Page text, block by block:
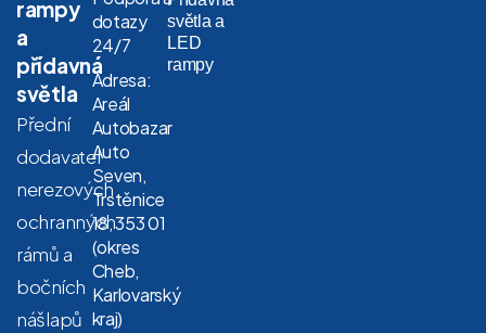
rampy
a
přídavná
světla
Přední
dodavatel
nerezových
ochranných
rámů a
bočních
nášlapů
dotazy
24/7
Adresa:
Areál
Autobazar
Auto
Seven,
Trstěnice
18, 353 01
(okres
Cheb,
Karlovarský
kraj)
světla a
LED
rampy